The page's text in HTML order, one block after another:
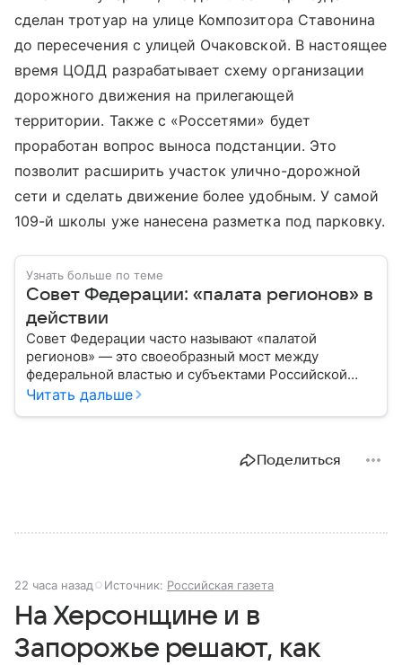
сделан тротуар на улице Композитора Ставонина
до пересечения с улицей Очаковской. В настоящее
время ЦОДД разрабатывает схему организации
дорожного движения на прилегающей
территории. Также с «Россетями» будет
проработан вопрос выноса подстанции. Это
позволит расширить участок улично-дорожной
сети и сделать движение более удобным. У самой
109-й школы уже нанесена разметка под парковку.
Узнать больше по теме
Совет Федерации: «палата регионов» в
действии
Совет Федерации часто называют «палатой
регионов» — это своеобразный мост между
федеральной властью и субъектами Российской
Федерации. Если Государственная Дума выражает
Читать дальше
Поделиться
22 часа назад Источник: Российская газета
На Херсонщине и в
Запорожье решают, как